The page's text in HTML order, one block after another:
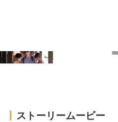
ストーリームービー